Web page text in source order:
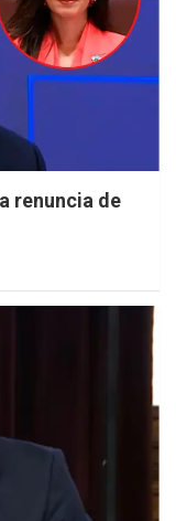
renuncia de